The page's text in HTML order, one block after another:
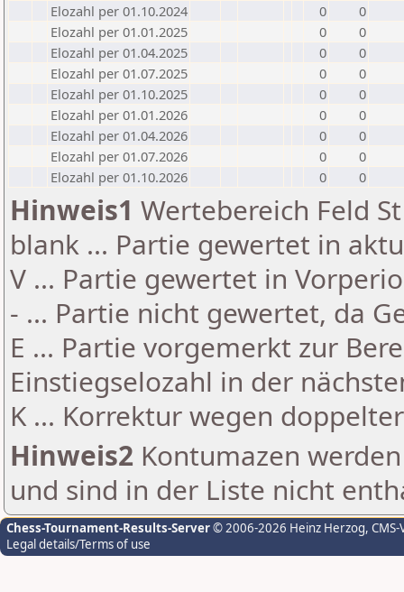
Elozahl per 01.10.2024
0
0
Elozahl per 01.01.2025
0
0
Elozahl per 01.04.2025
0
0
Elozahl per 01.07.2025
0
0
Elozahl per 01.10.2025
0
0
Elozahl per 01.01.2026
0
0
Elozahl per 01.04.2026
0
0
Elozahl per 01.07.2026
0
0
Elozahl per 01.10.2026
0 0
Hinweis1 Wertebereich Feld
blank ... Partie gewertet in
V ... Partie gewertet in
- ... Partie nicht gewertet, da
E ... Partie vorgemerkt zur
Einstiegselozahl in der
K ... Korrektur wegen
Hinweis2 Kontumazen
und sind in der Liste nicht
Chess-Tournament-Results-Server© 2006-2026 Heinz Herzog,
Legal details/Terms of use